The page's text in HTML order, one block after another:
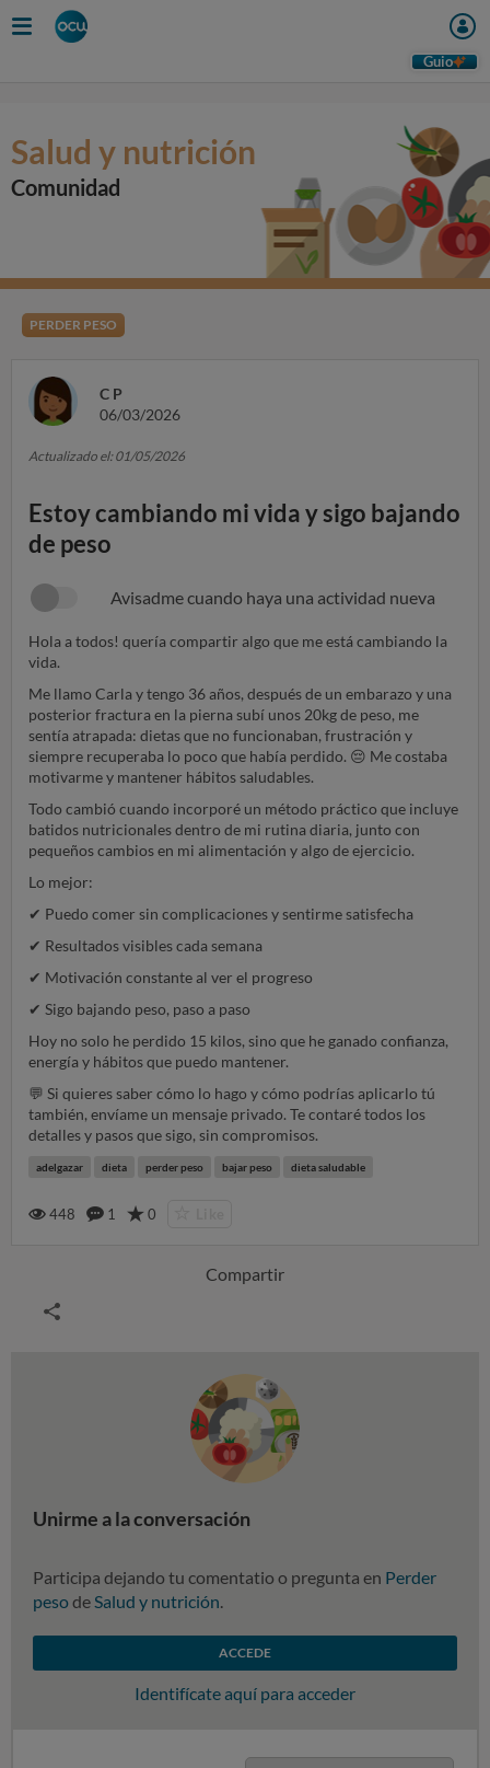
Guio
Salud y nutrición
Comunidad
PERDER PESO
C P
06/03/2026
Actualizado el: 01/05/2026
Estoy cambiando mi vida y sigo bajando
de peso
Avisadme cuando haya una actividad nueva
Hola a todos! quería compartir algo que me está cambiando la
vida.
Me llamo Carla y tengo 36 años, después de un embarazo y una
posterior fractura en la pierna subí unos 20kg de peso, me
sentía atrapada: dietas que no funcionaban, frustración y
siempre recuperaba lo poco que había perdido. 😔 Me costaba
motivarme y mantener hábitos saludables.
Todo cambió cuando incorporé un método práctico que incluye
batidos nutricionales dentro de mi rutina diaria, junto con
pequeños cambios en mi alimentación y algo de ejercicio.
Lo mejor:
✔ Puedo comer sin complicaciones y sentirme satisfecha
✔ Resultados visibles cada semana
✔ Motivación constante al ver el progreso
✔ Sigo bajando peso, paso a paso
Hoy no solo he perdido 15 kilos, sino que he ganado confianza,
energía y hábitos que puedo mantener.
💬 Si quieres saber cómo lo hago y cómo podrías aplicarlo tú
también, envíame un mensaje privado. Te contaré todos los
detalles y pasos que sigo, sin compromisos.
adelgazar dieta perder peso bajar peso dieta saludable
448 1 0
Compartir
Unirme a la conversación
Participa dejando tu comentatio o pregunta en Perder
pesodeSalud y nutrición.
ACCEDE
Identifícate aquí para acceder